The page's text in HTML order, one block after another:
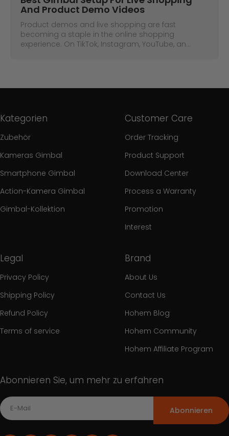
And Product Demo Videos
Product demos and live shopping are fast
becoming a staple in the online shopping
experience. On TikTok, Instagram, YouTube, an...
Kategorien
Zubehör
Kameras Gimbal
Smartphone Gimbal
Action-Kamera Gimbal
Gimbal-Kollektion
Customer Care
Order Tracking
Product Support
Download Center
Process a Warranty
Promotion
Interest
Legal
Privacy Policy
Shipping Policy
Refund Policy
Terms of service
Brand
About Us
Contact Us
Hohem Blog
Hohem Community
Hohem Affiliate Program
Abonnieren Sie, um mehr zu erfahren
Abonnieren